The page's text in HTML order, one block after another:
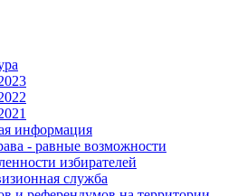
информация
- равные возможности
избирателей
служба